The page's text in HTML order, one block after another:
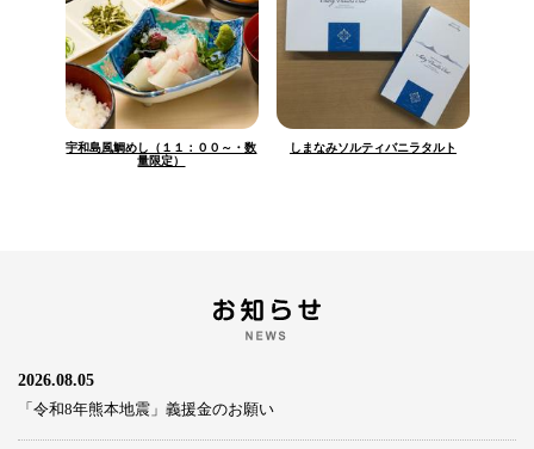
宇和島風鯛めし（１１：００～・数
量限定）
しまなみソルティバニラタルト
2026.08.05
「令和8年熊本地震」義援金のお願い